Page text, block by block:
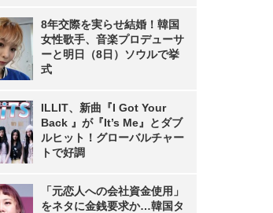
8年交際を実らせ結婚！韓国
女性歌手、音楽プロデューサ
ーと明日（8日）ソウルで挙
式
ILLIT、新曲『I Got Your
Back 』が『It’s Me』とダブ
ルヒット！グローバルチャー
トで好調
「元恋人への会社資金使用」
をネタに金銭要求か…韓国タ